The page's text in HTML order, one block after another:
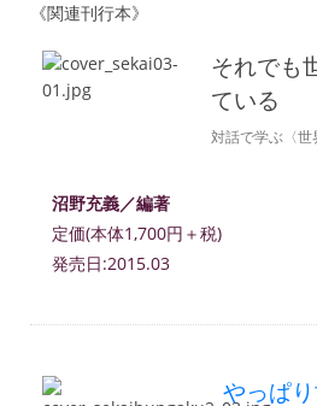
《関連刊行本》
それでも
ている
対話で学ぶ〈世
沼野充義／編著
定価(本体1,700円＋税)
発売日:2015.03
やっぱ